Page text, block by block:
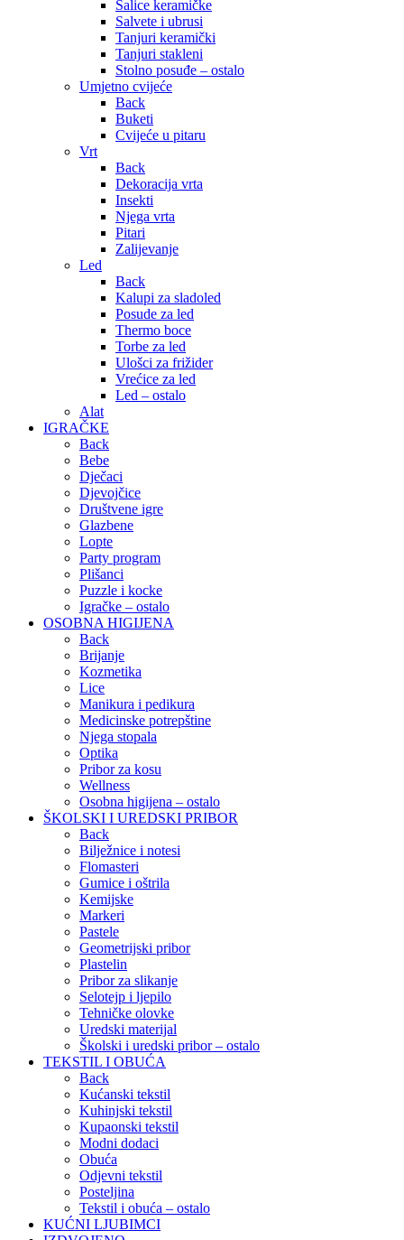
Šalice keramičke
Salvete i ubrusi
Tanjuri keramički
Tanjuri stakleni
Stolno posuđe – ostalo
Umjetno cvijeće
Back
Buketi
Cvijeće u pitaru
Vrt
Back
Dekoracija vrta
Insekti
Njega vrta
Pitari
Zalijevanje
Led
Back
Kalupi za sladoled
Posude za led
Thermo boce
Torbe za led
Ulošci za frižider
Vrećice za led
Led – ostalo
Alat
IGRAČKE
Back
Bebe
Dječaci
Djevojčice
Društvene igre
Glazbene
Lopte
Party program
Plišanci
Puzzle i kocke
Igračke – ostalo
OSOBNA HIGIJENA
Back
Brijanje
Kozmetika
Lice
Manikura i pedikura
Medicinske potrepštine
Njega stopala
Optika
Pribor za kosu
Wellness
Osobna higijena – ostalo
ŠKOLSKI I UREDSKI PRIBOR
Back
Bilježnice i notesi
Flomasteri
Gumice i oštrila
Kemijske
Markeri
Pastele
Geometrijski pribor
Plastelin
Pribor za slikanje
Selotejp i ljepilo
Tehničke olovke
Uredski materijal
Školski i uredski pribor – ostalo
TEKSTIL I OBUĆA
Back
Kućanski tekstil
Kuhinjski tekstil
Kupaonski tekstil
Modni dodaci
Obuća
Odjevni tekstil
Posteljina
Tekstil i obuća – ostalo
KUĆNI LJUBIMCI